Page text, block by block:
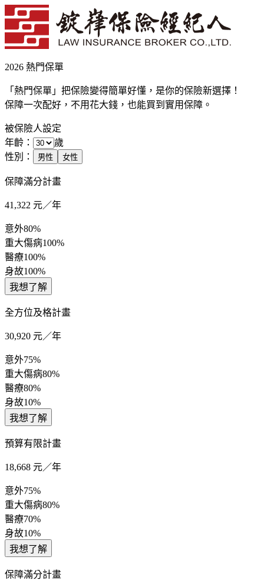
2026 熱門保單
「熱門保單」把保險變得簡單好懂，是你的保險新選擇！
保障一次配好，不用花大錢，也能買到實用保障。
被保險人設定
年齡：
歲
性別：
男性 女性
保障滿分計畫
41,322 元／年
意外80%
重大傷病100%
醫療100%
身故100%
我想了解
全方位及格計畫
30,920 元／年
意外75%
重大傷病80%
醫療80%
身故10%
我想了解
預算有限計畫
18,668 元／年
意外75%
重大傷病80%
醫療70%
身故10%
我想了解
保障滿分計畫